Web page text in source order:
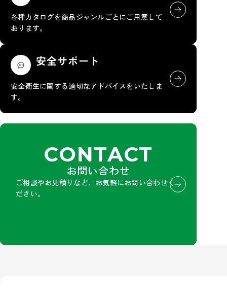
各種カタログを商品ジャンルごとにご用意して
おります。
安全サポート
安全衛生に関する適切なアドバイスをいたしま
す。
CONTACT
お問い合わせ
ご相談やお見積りなど、お気軽にお問い合わせく
ださい。